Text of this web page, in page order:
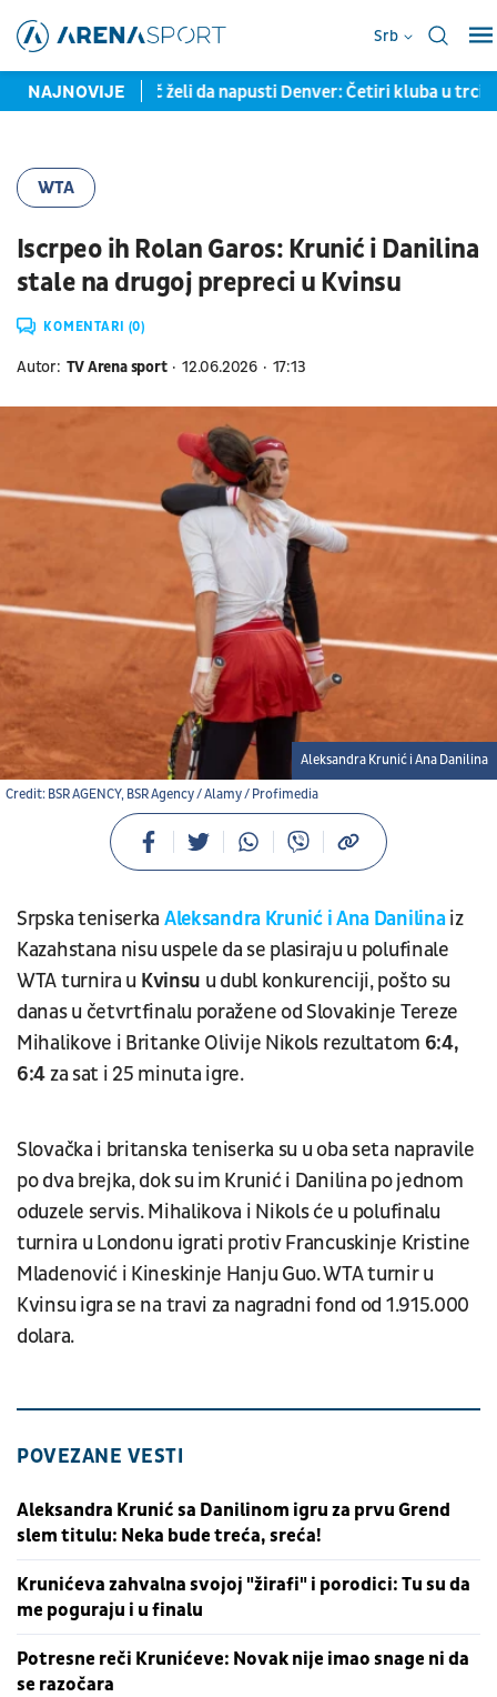
Srb
NAJNOVIJE
Jokićev saigrač želi da napusti Denver: Četiri kluba u trci za
WTA
Iscrpeo ih Rolan Garos: Krunić i Danilina
stale na drugoj prepreci u Kvinsu
KOMENTARI (0)
Autor: TV Arena sport 12.06.2026 17:13
Credit: BSR AGENCY, BSR Agency / Alamy / Profimedia
Aleksandra Krunić i Ana Danilina
Srpska teniserka Aleksandra Krunić i Ana Danilinaiz
Kazahstana nisu uspele da se plasiraju u polufinale
WTA turnira u Kvinsu u dubl konkurenciji, pošto su
danas u četvrtfinalu poražene od Slovakinje Tereze
Mihalikove i Britanke Olivije Nikols rezultatom 6:4,
6:4za sat i 25 minuta igre.
Slovačka i britanska teniserka su u oba seta napravile
po dva brejka, dok su im Krunić i Danilina po jednom
oduzele servis. Mihalikova i Nikols će u polufinalu
turnira u Londonu igrati protiv Francuskinje Kristine
Mladenović i Kineskinje Hanju Guo. WTA turnir u
Kvinsu igra se na travi za nagradni fond od 1.915.000
dolara.
POVEZANE VESTI
Aleksandra Krunić sa Danilinom igru za prvu Grend
slem titulu: Neka bude treća, sreća!
Krunićeva zahvalna svojoj "žirafi" i porodici: Tu su da
me poguraju i u finalu
Potresne reči Krunićeve: Novak nije imao snage ni da
se razočara